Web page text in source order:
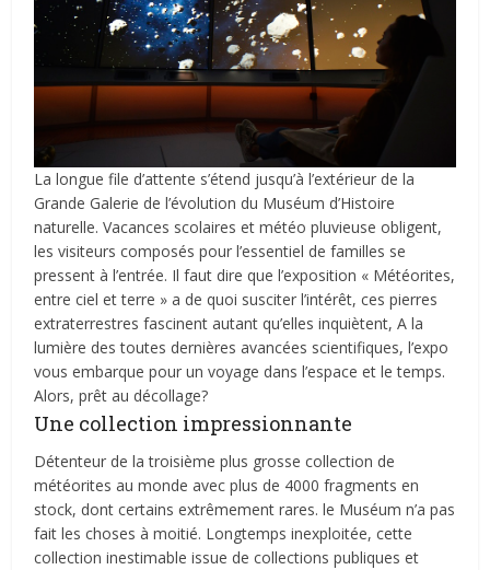
La longue file d’attente s’étend jusqu’à l’extérieur de la
Grande Galerie de l’évolution du Muséum d’Histoire
naturelle. Vacances scolaires et météo pluvieuse obligent,
les visiteurs composés pour l’essentiel de familles se
pressent à l’entrée. Il faut dire que l’exposition « Météorites,
entre ciel et terre » a de quoi susciter l’intérêt, ces pierres
extraterrestres fascinent autant qu’elles inquiètent, A la
lumière des toutes dernières avancées scientifiques, l’expo
vous embarque pour un voyage dans l’espace et le temps.
Alors, prêt au décollage?
Une collection impressionnante
Détenteur de la troisième plus grosse collection de
météorites au monde avec plus de 4000 fragments en
stock, dont certains extrêmement rares. le Muséum n’a pas
fait les choses à moitié. Longtemps inexploitée, cette
collection inestimable issue de collections publiques et